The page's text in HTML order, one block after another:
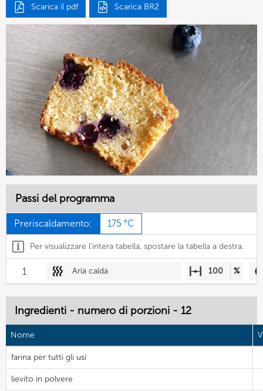
Scarica il pdf Scarica BR2
Passi del programma
Preriscaldamento: 175 °C
Per visualizzare l'intera tabella, spostare la tabella a destra.
1 Aria calda 100 %
Ingredienti - numero di porzioni - 12
Nome
farina per tutti gli usi
lievito in polvere